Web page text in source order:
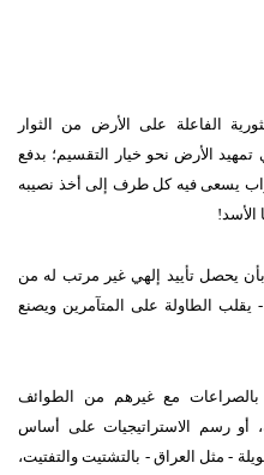
الفاعلة على الأرض من الثوار
تمهيد الأرض نحو خيار التقسيم؛ بدفع
يسعى فيه كل طرف إلى أخذ نصيبه
الأسد!
بأن يحصل تأييد إلهي غير مرتب له من
الطاولة على المتآمرين ويصنع
بالصراعات مع غيرهم من الطوائف
أو رسم الاستراتيجيات على أساس
- مثل العراق - بالتشتيت والتفتيت،